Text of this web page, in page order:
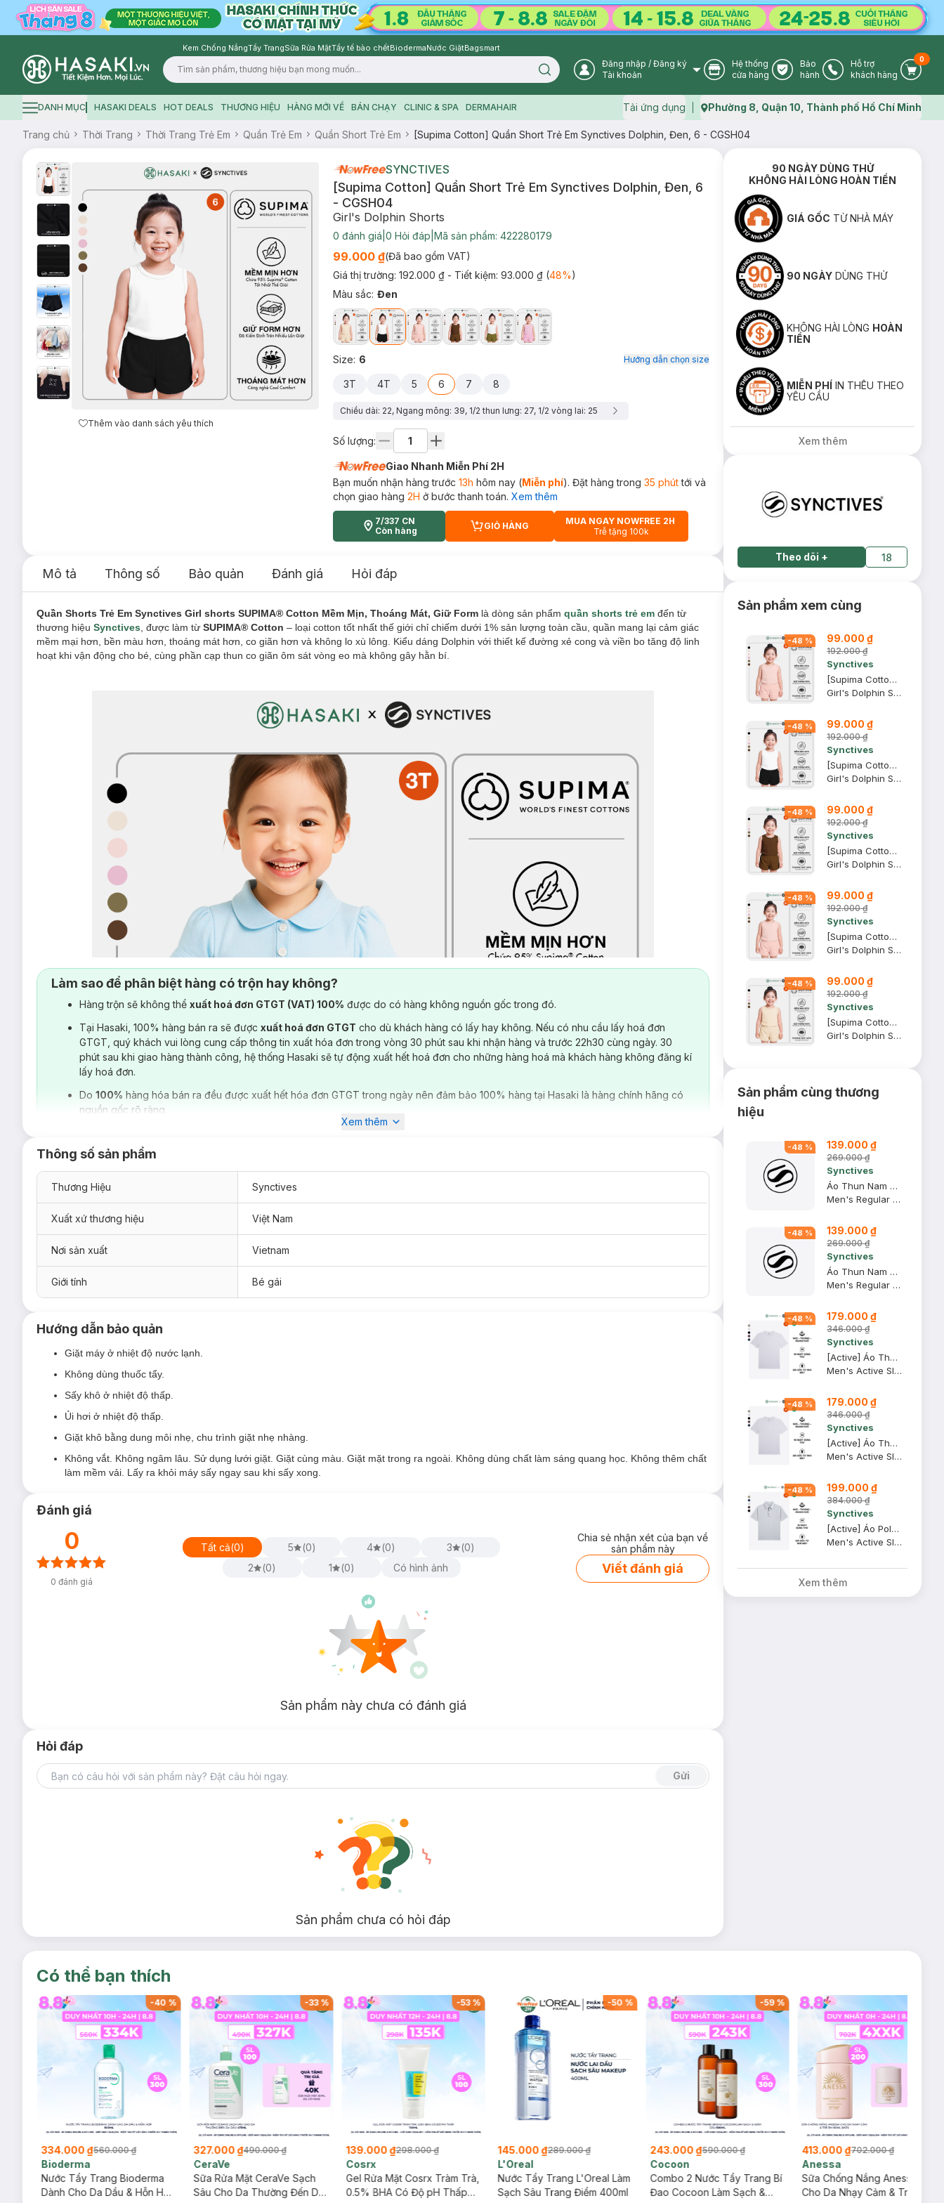
Kem Chống NắngTẩy TrangSữa Rửa MặtTẩy tế bào chếtBiodermaNước GiặtBagsmart
Logo
Search icon User Icon
Đăng nhập / Đăng ký
Tài khoản
Store Icon
Hệ thống
cửa hàng
Warranty Icon
Bảo
hành
Phone Icon
Hỗ trợ
khách hàng
Cart
0
Hamburger icon
DANH MỤC HASAKI DEALS HOT DEALS THƯƠNG HIỆU HÀNG MỚI VỀ BÁN CHẠY CLINIC & SPA DERMAHAIR Tải ứng dụng Map icon
Phường 8, Quận 10, Thành phố Hồ Chí Minh
Trang chủ Thời Trang Thời Trang Trẻ Em Quần Trẻ Em Quần Short Trẻ Em [Supima Cotton] Quần Short Trẻ Em Synctives Dolphin, Đen, 6 - CGSH04
Thêm vào danh sách yêu thích
SYNCTIVES
[Supima Cotton] Quần Short Trẻ Em Synctives Dolphin, Đen, 6
- CGSH04
Girl's Dolphin Shorts
0 đánh giá 0 Hỏi đáp Mã sản phẩm: 422280179
99.000 ₫(Đã bao gồm VAT)
Giá thị trường: 192.000 ₫ - Tiết kiệm: 93.000 ₫(48%)
Màu sắc: Đen
Size: 6 Hướng dẫn chọn size
3T 4T 5 6 7 8
Chiều dài: 22, Ngang mông: 39, 1/2 thun lưng: 27, 1/2 vòng lai: 25
Số lượng:
Giao Nhanh Miễn Phí 2H
Bạn muốn nhận hàng trước 13h hôm nay (Miễn phí). Đặt hàng trong 35 phúttới và
chọn giao hàng 2H ở bước thanh toán. Xem thêm
7/337 CN
Còn hàng
CART PLUS ICON
GIỎ HÀNG
MUA NGAY NOWFREE 2H
Trễ tặng 100k
Mô tả Thông số Bảo quản Đánh giá Hỏi đáp
Quần Shorts Trẻ Em Synctives Girl shorts SUPIMA® Cotton Mềm Mịn, Thoáng Mát, Giữ Form là dòng sản phẩm quần shorts trẻ em đến từ
thương hiệu Synctives , được làm từ SUPIMA® Cotton – loại cotton tốt nhất thế giới chỉ chiếm dưới 1% sản lượng toàn cầu, quần mang lại cảm giác
mềm mại hơn, bền màu hơn, thoáng mát hơn, co giãn hơn và không lo xù lông. Kiểu dáng Dolphin với thiết kế đường xẻ cong và viền bo tăng độ linh
hoạt khi vận động cho bé, cùng phần cạp thun co giãn ôm sát vòng eo mà không gây hằn bí.
Làm sao để phân biệt hàng có trộn hay không?
Hàng trộn sẽ không thể xuất hoá đơn GTGT (VAT) 100% được do có hàng không nguồn gốc trong đó.
Tại Hasaki, 100% hàng bán ra sẽ được xuất hoá đơn GTGT cho dù khách hàng có lấy hay không. Nếu có nhu cầu lấy hoá đơn
GTGT, quý khách vui lòng cung cấp thông tin xuất hóa đơn trong vòng 30 phút sau khi nhận hàng và trước 22h30 cùng ngày. 30
phút sau khi giao hàng thành công, hệ thống Hasaki sẽ tự động xuất hết hoá đơn cho những hàng hoá mà khách hàng không đăng kí
lấy hoá đơn.
Do 100% hàng hóa bán ra đều được xuất hết hóa đơn GTGT trong ngày nên đảm bảo 100% hàng tại Hasaki là hàng chính hãng có
nguồn gốc rõ ràng.
Xem thêm
Thông số sản phẩm
Thương Hiệu Synctives
Xuất xứ thương hiệu Việt Nam
Nơi sản xuất Vietnam
Giới tính Bé gái
Hướng dẫn bảo quản
Giặt máy ở nhiệt độ nước lạnh.
Không dùng thuốc tẩy.
Sấy khô ở nhiệt độ thấp.
Ủi hơi ở nhiệt độ thấp.
Giặt khô bằng dung môi nhẹ, chu trình giặt nhẹ nhàng.
Không vắt. Không ngâm lâu. Sử dụng lưới giặt. Giặt cùng màu. Giặt mặt trong ra ngoài. Không dùng chất làm sáng quang học. Không thêm chất
làm mềm vải. Lấy ra khỏi máy sấy ngay sau khi sấy xong.
Đánh giá
0
0 đánh giá
Tất cả(0) 5 (0) 4 (0) 3 (0)
2
(0) 1 (0) Có hình ảnh
Chia sẻ nhận xét của bạn về
sản phẩm này
Viết đánh giá
Sản phẩm này chưa có đánh giá
Hỏi đáp
Gửi
Sản phẩm chưa có hỏi đáp
90 NGÀY DÙNG THỬ
KHÔNG HÀI LÒNG HOÀN TIỀN
GIÁ GỐC TỪ NHÀ MÁY
90 NGÀY DÙNG THỬ
KHÔNG HÀI LÒNG HOÀN
TIỀN
MIỄN PHÍ IN THÊU THEO
YÊU CẦU
Xem thêm
Theo dõi + 18
Sản phẩm xem cùng
-48 % 99.000 ₫
192.000 ₫
Synctives
[Supima Cotton] Quần Short Trẻ Em Synctives Dolphin, Hồng Kem, 8 - CGSH04
Girl's Dolphin Shorts
-48 % 99.000 ₫
192.000 ₫
Synctives
[Supima Cotton] Quần Short Trẻ Em Synctives Dolphin, Đen, 8 - CGSH04
Girl's Dolphin Shorts
-48 % 99.000 ₫
192.000 ₫
Synctives
[Supima Cotton] Quần Short Trẻ Em Synctives Dolphin, Nâu Gỗ, 5 - CGSH04
Girl's Dolphin Shorts
-48 % 99.000 ₫
192.000 ₫
Synctives
[Supima Cotton] Quần Short Trẻ Em Synctives Dolphin, Hồng Kem, 3T - CGSH04
Girl's Dolphin Shorts
-48 % 99.000 ₫
192.000 ₫
Synctives
[Supima Cotton] Quần Short Trẻ Em Synctives Dolphin, Be Sữa, 8 - CGSH04
Girl's Dolphin Shorts
Sản phẩm cùng thương
hiệu
-48 % 139.000 ₫
269.000 ₫
Synctives
Áo Thun Nam Regular Fit, Xanh Navy, 2XL - CMTS0028
Men's Regular Fit T-shirt
-48 % 139.000 ₫
269.000 ₫
Synctives
Áo Thun Nam Regular Fit, Xanh Khói, XS - CMTS0028
Men's Regular Fit T-shirt
-48 % 179.000 ₫
346.000 ₫
Synctives
[Active] Áo Thun Nam Synctives Slim Fit, Xám Army, S - SMTS0007
Men's Active Slim Fit T-shirt
-48 % 179.000 ₫
346.000 ₫
Synctives
[Active] Áo Thun Nam Synctives Slim Fit, Xám Army, M - SMTS0007
Men's Active Slim Fit T-shirt
-48 % 199.000 ₫
384.000 ₫
Synctives
[Active] Áo Polo Nam Synctives Slim Fit, Xám Army, S - SMPO0013
Men's Active Slim Fit Polo Shirt
Xem thêm
Có thể bạn thích
-40 %
334.000 ₫560.000 ₫
Bioderma
Nước Tẩy Trang Bioderma
Dành Cho Da Dầu & Hỗn Hợp
-33%
327.000 ₫490.000 ₫
CeraVe
Sữa Rửa Mặt CeraVe Sạch
Sâu Cho Da Thường Đến Da
-53%
139.000 ₫298.000 ₫
Cosrx
Gel Rửa Mặt Cosrx Tràm Trà,
0.5% BHA Có Độ pH Thấp
-50 %
145.000 ₫289.000 ₫
L'Oreal
Nước Tẩy Trang L'Oreal Làm
Sạch Sâu Trang Điểm 400ml
-59%
243.000 ₫590.000 ₫
Cocoon
Combo 2 Nước Tẩy Trang Bí
Đao Cocoon Làm Sạch &
413.000 ₫702.000 ₫
Anessa
Sữa Chống Nắng Anessa
Cho Da Nhạy Cảm & Trẻ Em